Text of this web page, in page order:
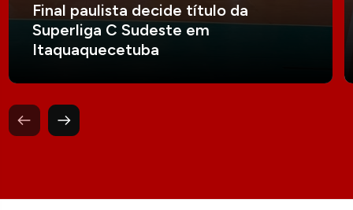
Final paulista decide título da
Superliga C Sudeste em
Itaquaquecetuba